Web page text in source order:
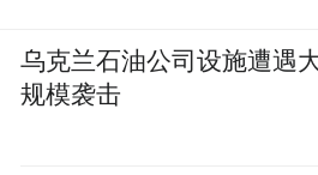
乌克兰石油公司设施遭遇
规模袭击